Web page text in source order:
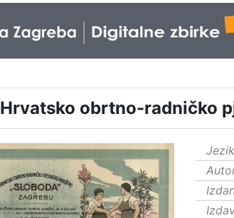
Hrvatsko obrtno-radničko
Jezik